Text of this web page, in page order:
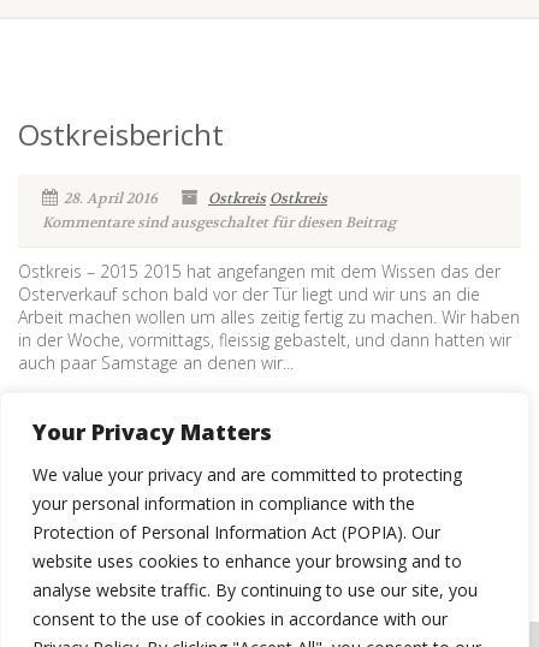
Your Privacy Matters
We value your privacy and are committed to protecting
your personal information in compliance with the
Protection of Personal Information Act (POPIA). Our
website uses cookies to enhance your browsing and to
analyse website traffic. By continuing to use our site, you
consent to the use of cookies in accordance with our
Ostkreisbericht
28. April 2016 Ostkreis Ostkreis
Kommentare sind ausgeschaltet für diesen Beitrag
Ostkreis – 2015 2015 hat angefangen mit dem Wissen das der
Osterverkauf schon bald vor der Tür liegt und wir uns an die
Arbeit machen wollen um alles zeitig fertig zu machen. Wir haben
in der Woche, vormittags, fleissig gebastelt, und dann hatten wir
auch paar Samstage an denen wir...